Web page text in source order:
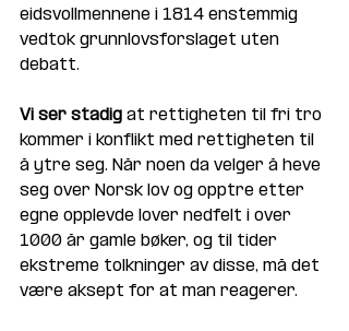
eidsvollmennene i 1814 enstemmig
vedtok grunnlovsforslaget uten
debatt.
Vi ser stadig at rettigheten til fri tro
kommer i konflikt med rettigheten til
å ytre seg. Når noen da velger å heve
seg over Norsk lov og opptre etter
egne opplevde lover nedfelt i over
1000 år gamle bøker, og til tider
ekstreme tolkninger av disse, må det
være aksept for at man reagerer.